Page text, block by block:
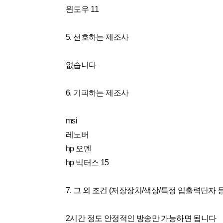
윈도우 11
5. 선호하는 제조사
없습니다
6. 기피하는 제조사
msi
레노버
hp 오멘
hp 빅터스 15
7. 그 외 조건 (저장장치/색상/특정 입출력단자
2시간 정도 안정적인 방송만 가능하면 됩니다